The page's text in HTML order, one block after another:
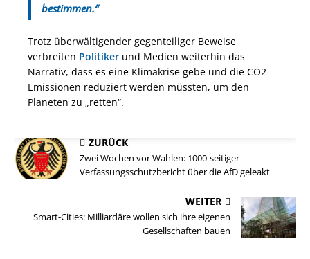
bestimmen.“
Trotz überwältigender gegenteiliger Beweise
verbreiten Politiker und Medien weiterhin das
Narrativ, dass es eine Klimakrise gebe und die CO2-
Emissionen reduziert werden müssten, um den
Planeten zu „retten“.
ZURÜCK
Zwei Wochen vor Wahlen: 1000-seitiger
Verfassungsschutzbericht über die AfD geleakt
WEITER
Smart-Cities: Milliardäre wollen sich ihre eigenen
Gesellschaften bauen